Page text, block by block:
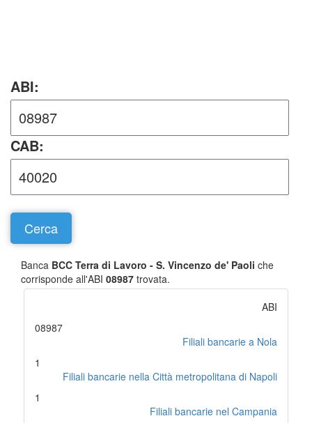
ABI:
CAB:
Banca BCC Terra di Lavoro - S. Vincenzo de' Paoli che
corrisponde all'ABI 08987 trovata.
ABI
08987
Filiali bancarie a Nola
1
Filiali bancarie nella Città metropolitana di Napoli
1
Filiali bancarie nel Campania